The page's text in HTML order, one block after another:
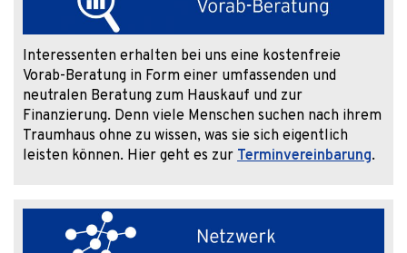
Interessenten erhalten bei uns eine kostenfreie
Vorab-Beratung in Form einer umfassenden und
neutralen Beratung zum Hauskauf und zur
Finanzierung. Denn viele Menschen suchen nach ihrem
Traumhaus ohne zu wissen, was sie sich eigentlich
leisten können. Hier geht es zur Terminvereinbarung.